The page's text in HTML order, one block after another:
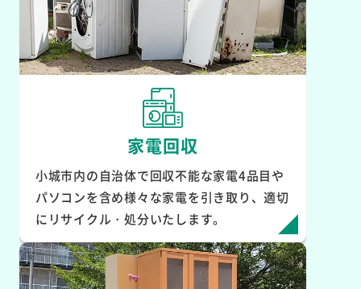
家電回収
小城市内の自治体で回収不能な家電4品目や
パソコンを含め様々な家電を引き取り、適切
にリサイクル・処分いたします。